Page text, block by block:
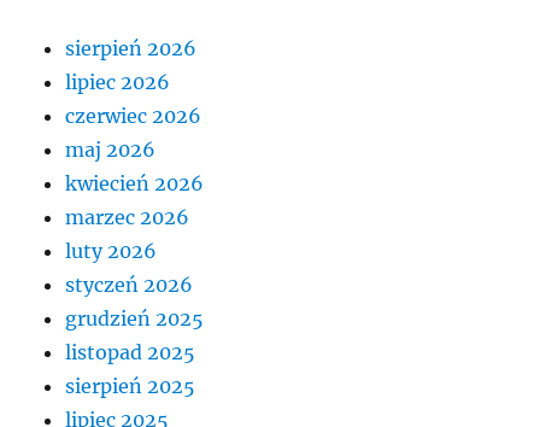
sierpień 2026
lipiec 2026
czerwiec 2026
maj 2026
kwiecień 2026
marzec 2026
luty 2026
styczeń 2026
grudzień 2025
listopad 2025
sierpień 2025
lipiec 2025